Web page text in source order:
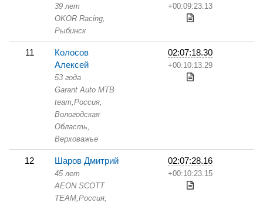
39 лет
OKOR Racing,
Рыбинск
+00:09:23.13
11
Колосов
Алексей
53 года
Garant Auto MTB
team,Россия,
Вологодская
Область,
Верховажье
02:07:18.30
+00:10:13.29
12 Шаров Дмитрий
45 лет
AEON SCOTT
TEAM,Россия,
02:07:28.16
+00:10:23.15